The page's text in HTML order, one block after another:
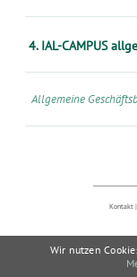
4. IAL-CAMPUS
Allgemeine
Kontakt|
Wir nutzen